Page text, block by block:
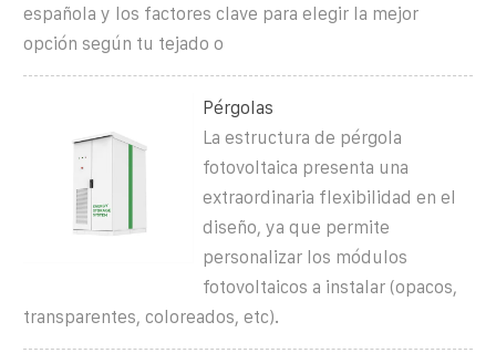
española y los factores clave para elegir la mejor
opción según tu tejado o
Pérgolas
La estructura de pérgola
fotovoltaica presenta una
extraordinaria flexibilidad en el
diseño, ya que permite
personalizar los módulos
fotovoltaicos a instalar (opacos,
transparentes, coloreados, etc).